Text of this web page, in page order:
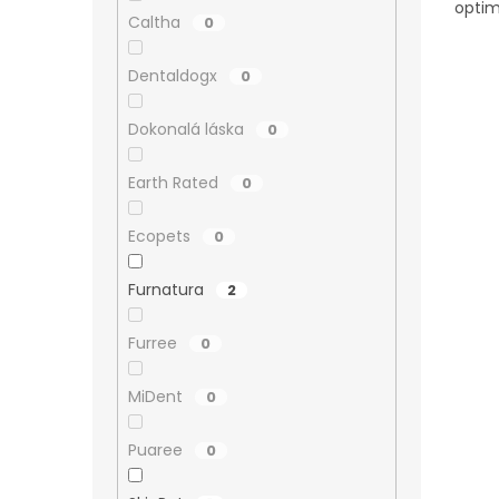
Caltha 0
Dentaldogx 0
Dokonalá láska 0
Earth Rated 0
Ecopets 0
Furnatura 2
Furree 0
MiDent 0
Puaree 0